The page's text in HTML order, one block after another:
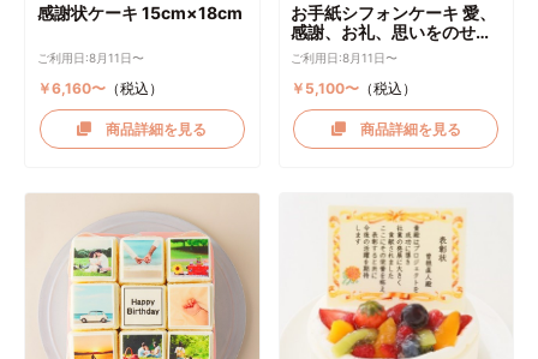
感謝状ケーキ 15cm×18cm
ご利用日:8月11日〜
￥6,160〜（税込）
商品詳細を見る
お手紙シフォンケーキ 愛、
感謝、お礼、思いをのせて
直径17cm
ご利用日:8月11日〜
￥5,100〜 （税込）
商品詳細を見る